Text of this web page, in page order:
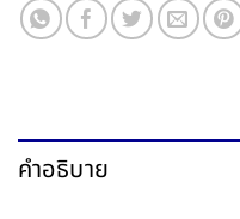
คำอธิบาย